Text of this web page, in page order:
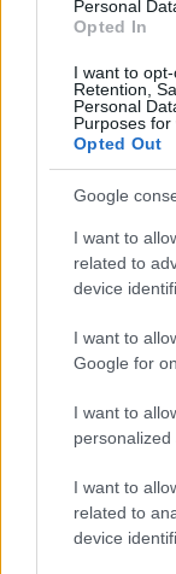
Personal
Opted In
I want to
Retention,
Personal
Purposes for
Opted Out
Google
I want to
related to
device
I want to
Google for
I want to
personalized
I want to
related to
device
E-MOBILITY /
A
A Mercedes-Benz
piaci viszonyok
elektromos”
stratégiára vált, a
emissziómentes,
Mercedes-Benz